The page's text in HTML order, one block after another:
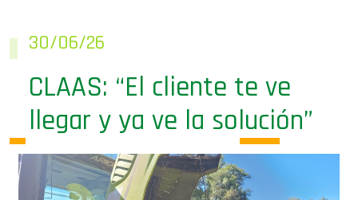
llegar y ya ve la solución”